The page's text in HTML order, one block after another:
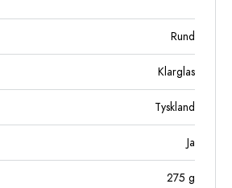
Rund
Klarglas
Tyskland
Ja
275 g